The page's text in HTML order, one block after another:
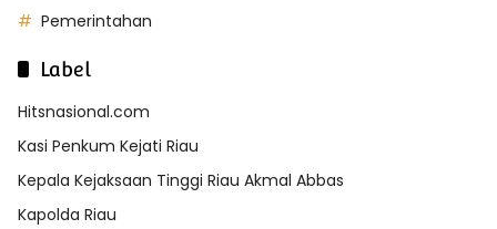
Pemerintahan
Label
Hitsnasional.com
Kasi Penkum Kejati Riau
Kepala Kejaksaan Tinggi Riau Akmal Abbas
Kapolda Riau